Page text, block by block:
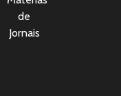
de
Jornais